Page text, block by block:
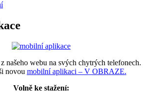
našeho webu na svých chytrých telefonech.
novou mobilní aplikaci – V OBRAZE.
Volně ke stažení: